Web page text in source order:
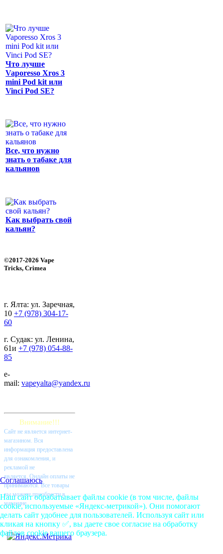
Что лучше
Vaporesso Xros 3
mini Pod kit или
Vinci Pod SE?
Все, что нужно
знать о табаке для
кальянов
Как выбрать свой
кальян?
©2017-2026 Vape
Tricks, Crimea
г. Ялта: ул. Заречная,
10 +7 (978) 304-17-
60
г. Судак: ул. Ленина,
61и +7 (978) 054-88-
85
e-
mail: vapeyalta@yandex.ru
Внимание!!!
Cайт не является интернет-
магазином. Вся
информация предоставлена
для ознакомления, и
рекламой не
является. Онлайн оплаты не
принимаются. Все товары
вы можете приобрести в
магазине.
Соглашаюсь
Наш сайт обрабатывает файлы cookie (в том числе, файлы
cookie, используемые «Яндекс-метрикой»). Они помогают
делать сайт удобнее для пользователей. Используя сайт или
кликая на кнопку ✅, вы даете свое согласие на обработку
файлов cookie вашего браузера.